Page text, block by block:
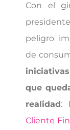
Con el
peligro
de
que
realidad:
Cliente